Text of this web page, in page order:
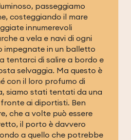
passeggiamo
costeggiando il mare
innumerevoli
a vela e navi di ogni
impegnate in un balletto
tentarci di salire a bordo e
selvaggia. Ma questo è
con il loro profumo di
siamo stati tentati da una
ai diportisti. Ben
che a volte può essere
il porto è davvero
a quello che potrebbe